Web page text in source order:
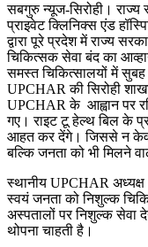
सबगुरु न्यूज-सिरोही। राज्य
प्राइवेट क्लिनिक्स एंड
द्वारा पूरे प्रदेश में राज्य
चिकित्सक सेवा बंद का
समस्त चिकित्सालयों में
UPCHAR की सिरोही
UPCHAR के आह्वान पर
गए। राइट टू हेल्थ बिल के
आहत कर देंगे। जिससे न
बल्कि जनता को भी मिलने
स्थानीय UPCHAR अध्यक्ष
स्वयं जनता को निशुल्क
अस्पतालों पर निशुल्क सेवा
थोपना चाहती है।